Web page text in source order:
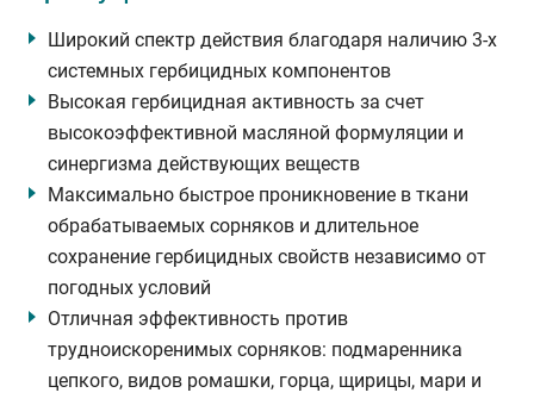
Широкий спектр действия благодаря наличию 3-х
системных гербицидных компонентов
Высокая гербицидная активность за счет
высокоэффективной масляной формуляции и
синергизма действующих веществ
Максимально быстрое проникновение в ткани
обрабатываемых сорняков и длительное
сохранение гербицидных свойств независимо от
погодных условий
Отличная эффективность против
трудноискоренимых сорняков: подмаренника
цепкого, видов ромашки, горца, щирицы, мари и